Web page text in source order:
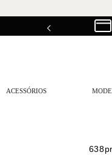
ACESSÓRIOS
638